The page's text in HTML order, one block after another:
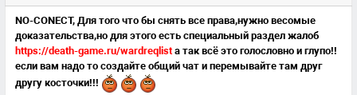
NO-CONECT, Для того что бы снять все права,нужно весомые
доказательства,но для этого есть специальный раздел жалоб
https://death-game.ru/wardreqlistа так всё это голословно и глупо!!
если вам надо то создайте общий чат и перемывайте там друг
другу косточки!!!